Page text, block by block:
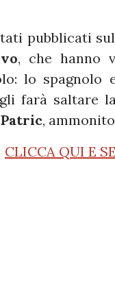
pubblicati
, che hanno
lo
farà saltare
Patric,
CLICCA QUI E